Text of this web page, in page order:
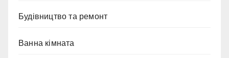
Будівництво та ремонт
Ванна кімната